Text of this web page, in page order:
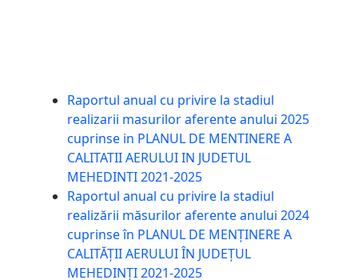
Raportul anual cu privire la stadiul
realizarii masurilor aferente anului 2025
cuprinse in PLANUL DE MENTINERE A
CALITATII AERULUI IN JUDETUL
MEHEDINTI 2021-2025
Raportul anual cu privire la stadiul
realizării măsurilor aferente anului 2024
cuprinse în PLANUL DE MENȚINERE A
CALITĂȚII AERULUI ÎN JUDEȚUL
MEHEDINȚI 2021-2025